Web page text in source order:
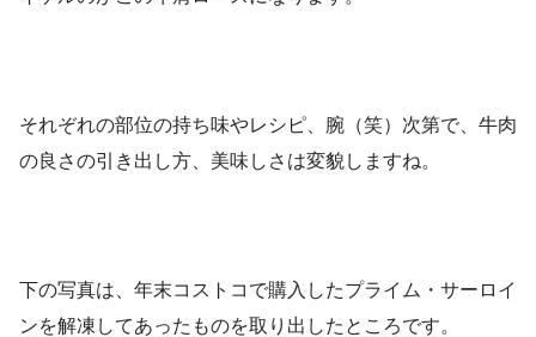
それぞれの部位の持ち味やレシピ、腕（笑）次第で、牛肉
の良さの引き出し方、美味しさは変貌しますね。
下の写真は、年末コストコで購入したプライム・サーロイ
ンを解凍してあったものを取り出したところです。